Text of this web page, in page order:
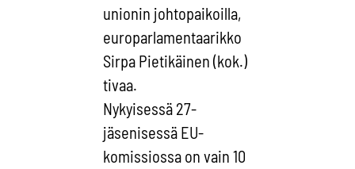
unionin johtopaikoilla,
europarlamentaarikko
Sirpa Pietikäinen (kok.)
tivaa.
Nykyisessä 27-
jäsenisessä EU-
komissiossa on vain 10